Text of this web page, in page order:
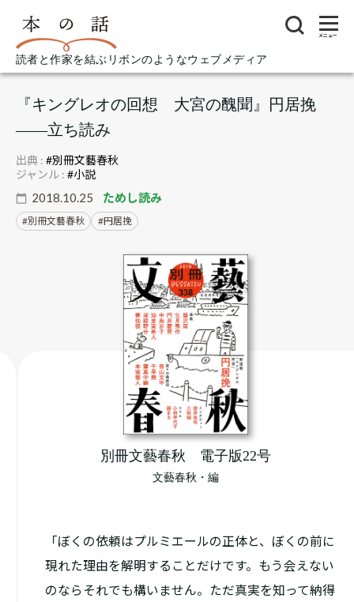
読者と作家を結ぶリボンのようなウェブメディア
メニュー
『キングレオの回想 大宮の醜聞』円居挽
――立ち読み
2018.10.25 ためし読み
別冊文藝春秋 円居挽
出典 : #別冊文藝春秋
ジャンル : #小説
別冊文藝春秋 電子版22号
文藝春秋・編
「ぼくの依頼はプルミエールの正体と、ぼくの前に
現れた理由を解明することだけです。もう会えない
のならそれでも構いません。ただ真実を知って納得